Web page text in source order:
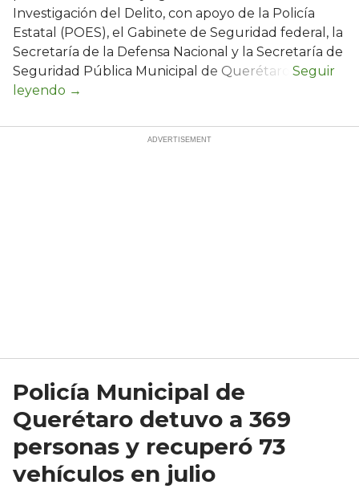
Investigación del Delito, con apoyo de la Policía
Estatal (POES), el Gabinete de Seguridad federal, la
Secretaría de la Defensa Nacional y la Secretaría de
Seguridad Pública Municipal de Querétaro.
Policía Municipal de
Querétaro detuvo a 369
personas y recuperó 73
vehículos en julio